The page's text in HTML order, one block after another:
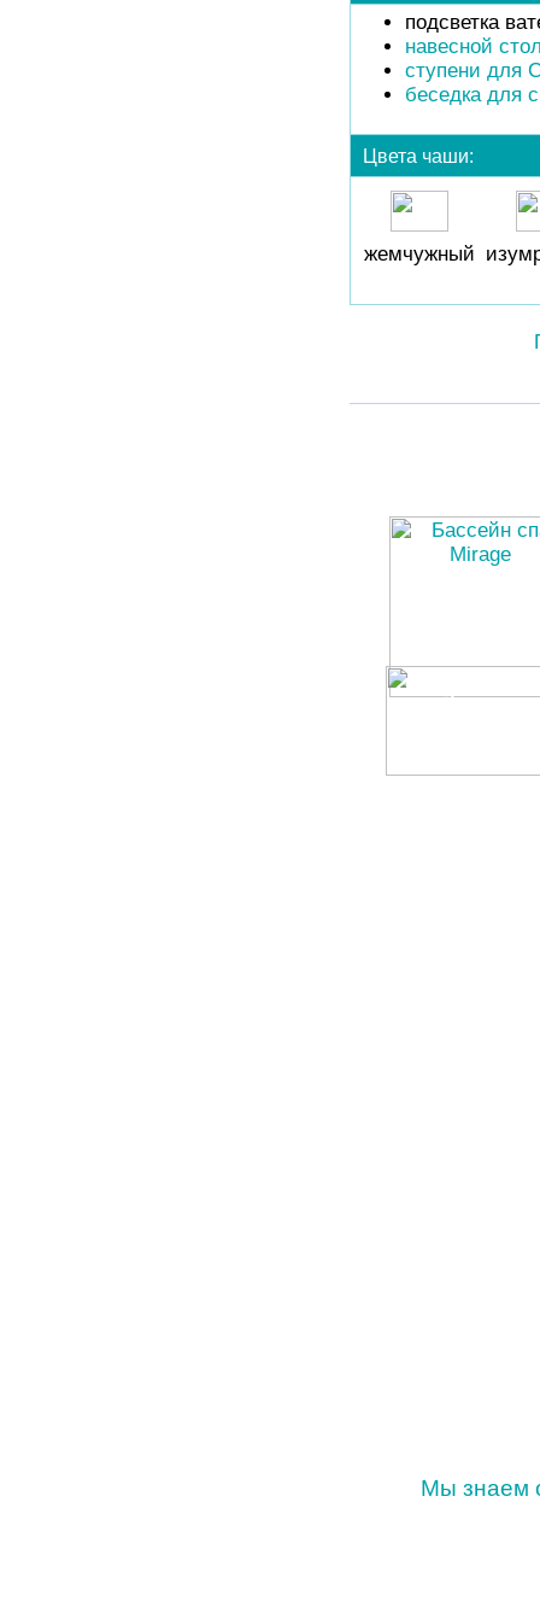
подсветка
навесной
ступени для
беседка для
Цвета чаши:
жемчужный
Mirage
Мы знаем